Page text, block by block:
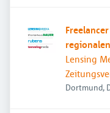
Lensing Media | Medienhaus Bauer |
Zeitungsverlag
Dortmund,